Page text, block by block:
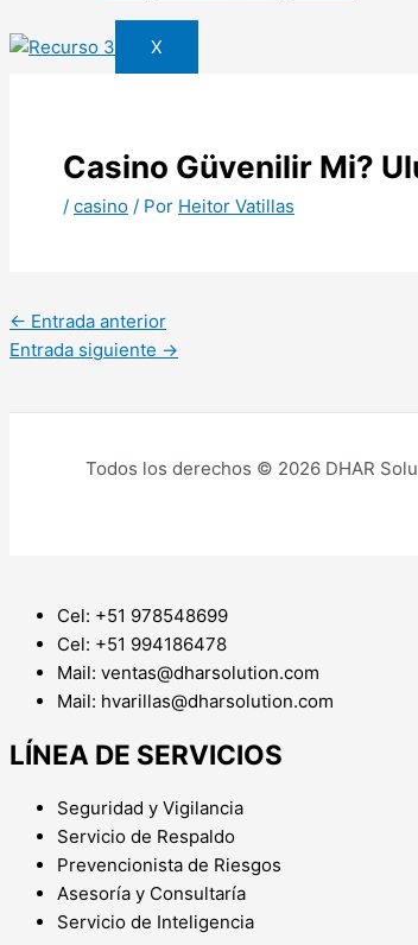
X
Casino Güvenilir Mi?
/ casino / Por Heitor Vatillas
← Entrada anterior
Entrada siguiente →
Todos los derechos © 2026 DHAR
Cel: +51 978548699
Cel: +51 994186478
Mail: ventas@dharsolution.com
Mail: hvarillas@dharsolution.com
LÍNEA DE SERVICIOS
Seguridad y Vigilancia
Servicio de Respaldo
Prevencionista de Riesgos
Asesoría y Consultaría
Servicio de Inteligencia